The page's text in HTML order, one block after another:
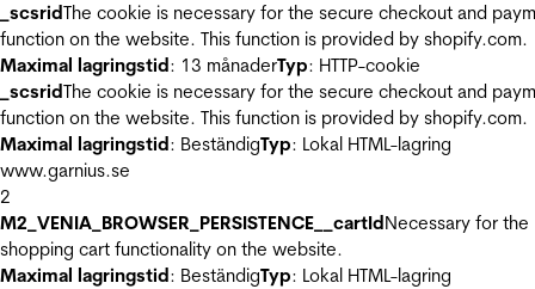
_scsridThe cookie is necessary for the secure checkout and
function on the website. This function is provided by shopify.com.
Maximal lagringstid: 13 månaderTyp: HTTP-cookie
_scsridThe cookie is necessary for the secure checkout and
function on the website. This function is provided by shopify.com.
Maximal lagringstid: BeständigTyp: Lokal HTML-lagring
www.garnius.se
2
M2_VENIA_BROWSER_PERSISTENCE__cartIdNecessary for the
shopping cart functionality on the website.
Maximal lagringstid: BeständigTyp: Lokal HTML-lagring